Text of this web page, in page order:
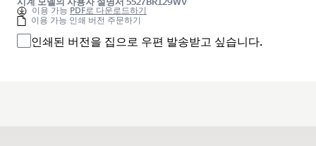
이용 가능 PDF로 다운로드하기
이용 가능 인쇄 버전 주문하기
인쇄된 버전을 집으로 우편 발송받고 싶습니다.